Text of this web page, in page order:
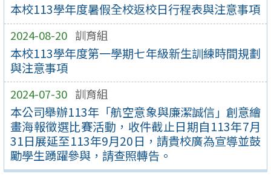
本校113學年度暑假全校返校日行程表與注意事項
2024-08-20 訓育組
本校113學年度第一學期七年級新生訓練時間規劃
與注意事項
2024-07-30 訓育組
本公司舉辦113年「航空意象與廉潔誠信」創意繪
畫海報徵選比賽活動，收件截止日期自113年7月
31日展延至113年9月20日，請貴校廣為宣導並鼓
勵學生踴躍參與，請查照轉告。